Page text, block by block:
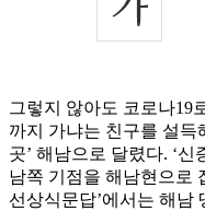
그렇지 않아도 코로나19
까지 가냐는 친구를 설득
곳’ 해남으로 달렸다. ‘
남쪽 기점을 해남현으로
선상식문답’에서는 해남